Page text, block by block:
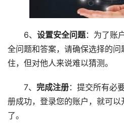
6、 设置安全问题：为了账
全问题和答案，请确保选择的
住，但对他人来说难以猜测。
7、 完成注册：提交所有必
册成功，登录您的账户，就可
了。